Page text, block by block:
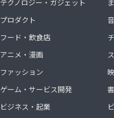
テクノロジー・ガジェット
プロダクト
フード・飲食店
アニメ・漫画
ファッション
ゲーム・サービス開発
ビジネス・起業